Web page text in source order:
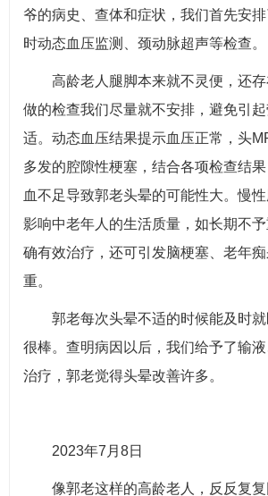
爷的病史、查体和症状，我们首先安
时动态血压监测、颈动脉超声等检查。
高龄老人腿脚本来就不灵便，还
做的检查我们尽量就不安排，避免引
适。动态血压结果提示血压正常，头
多发的腔隙性梗塞，结合各项检查结
血不足导致郭老头晕的可能性大。慢
影响中老年人的生活质量，如长期不
确有效治疗，还可引发脑梗塞、老年
重。
郭老每次头晕不适的时候能及时
很棒。查明病因以后，我们给予了输
治疗，郭老觉得头晕改善许多。
2023年7月8日
像郭老这样的高龄老人，反反复